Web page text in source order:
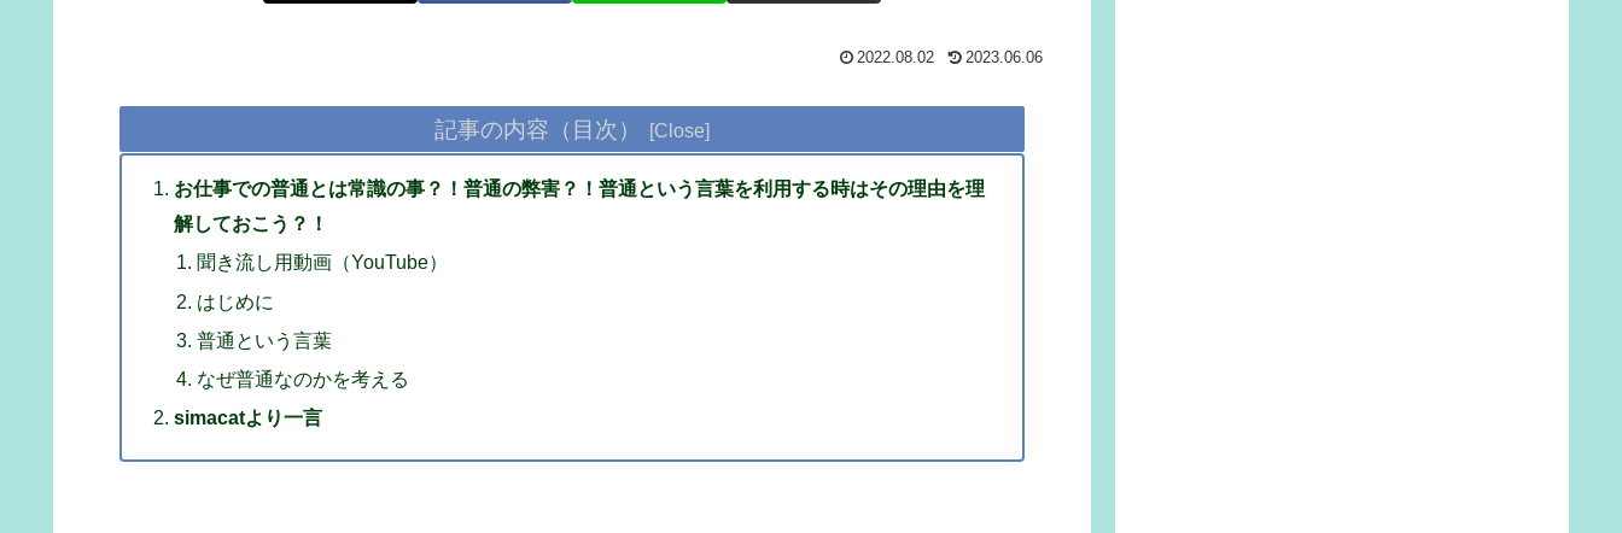
2022.08.02 2023.06.06
記事の内容（目次）
お仕事での普通とは常識の事？！普通の弊害？！普通という言葉を利用する時はその理由を理
解しておこう？！
聞き流し用動画（YouTube）
はじめに
普通という言葉
なぜ普通なのかを考える
simacatより一言